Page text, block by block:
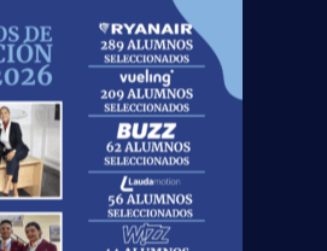
respiración cardiopulmonar
mundo laboral
Simulador de Vuelo
Facilitación Aeroportuaria